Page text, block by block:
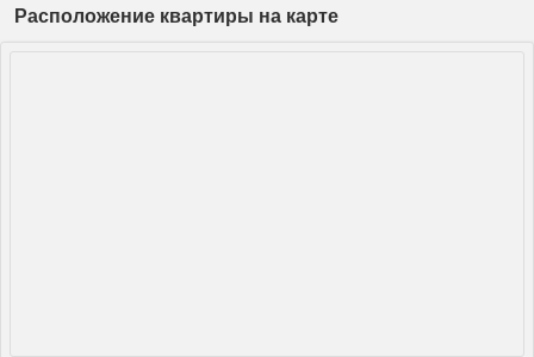
Расположение квартиры на карте